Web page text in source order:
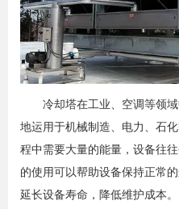
冷却塔在工业、空调等领域
地运用于机械制造、电力、石
程中需要大量的能量，设备往
的使用可以帮助设备保持正常
延长设备寿命，降低维护成本。